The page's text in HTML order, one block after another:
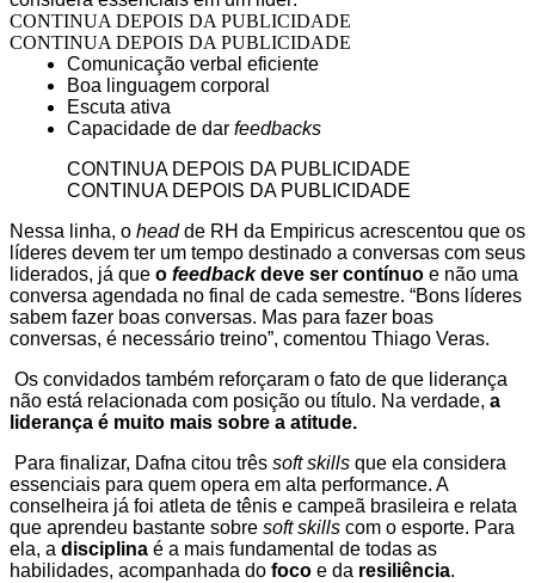
CONTINUA DEPOIS DA PUBLICIDADE
CONTINUA DEPOIS DA PUBLICIDADE
Comunicação verbal eficiente
Boa linguagem corporal
Escuta ativa
Capacidade de dar feedbacks
CONTINUA DEPOIS DA PUBLICIDADE
CONTINUA DEPOIS DA PUBLICIDADE
Nessa linha, o headde RH da Empiricus acrescentou que os
líderes devem ter um tempo destinado a conversas com seus
liderados, já que o feedbackdeve ser contínuo e não uma
conversa agendada no final de cada semestre. “Bons líderes
sabem fazer boas conversas. Mas para fazer boas
conversas, é necessário treino”, comentou Thiago Veras.
Os convidados também reforçaram o fato de que liderança
não está relacionada com posição ou título. Na verdade, a
liderança é muito mais sobre a atitude.
Para finalizar, Dafna citou três soft skills que ela considera
essenciais para quem opera em alta performance. A
conselheira já foi atleta de tênis e campeã brasileira e relata
que aprendeu bastante sobre soft skills com o esporte. Para
ela, a disciplina é a mais fundamental de todas as
habilidades, acompanhada do foco e da resiliência.